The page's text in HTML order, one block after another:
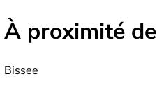
À proximité de
Bissee